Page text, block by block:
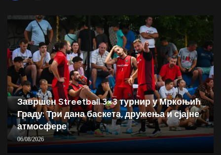
Завршен Streetball 3×3 турнир у Мркоњић
Граду: Три дана баскета, дружења и сјајне
атмосфере
06/08/2026